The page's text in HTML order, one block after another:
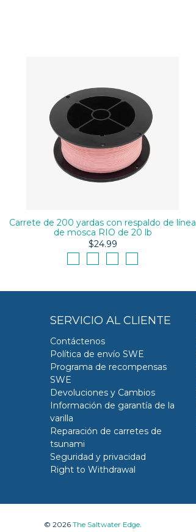
Carrete de 200 yardas con respaldo de línea
de mosca RIO de 20 lb
$24.99
SERVICIO AL CLIENTE
Contáctenos
Política de envío SWE
Programa de recompensas
SWE
Devoluciones y Cambios
Información de garantía de la
varilla
Reparación de carretes de
tsunami
Seguridad y privacidad
Right to Withdrawal
© 2026 The Saltwater Edge.